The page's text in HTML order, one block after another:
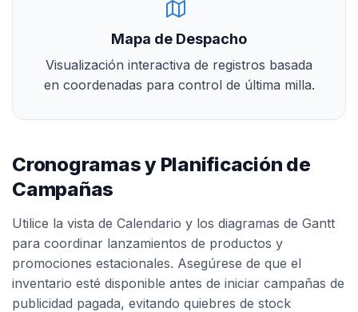
Mapa de Despacho
Visualización interactiva de registros basada
en coordenadas para control de última milla.
Cronogramas y Planificación de
Campañas
Utilice la vista de Calendario y los diagramas de Gantt
para coordinar lanzamientos de productos y
promociones estacionales. Asegúrese de que el
inventario esté disponible antes de iniciar campañas de
publicidad pagada, evitando quiebres de stock